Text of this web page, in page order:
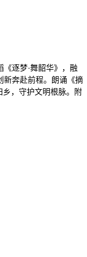
逐梦·舞韶华》，融
新奔赴前程。朗诵《摘
乡，守护文明根脉。附